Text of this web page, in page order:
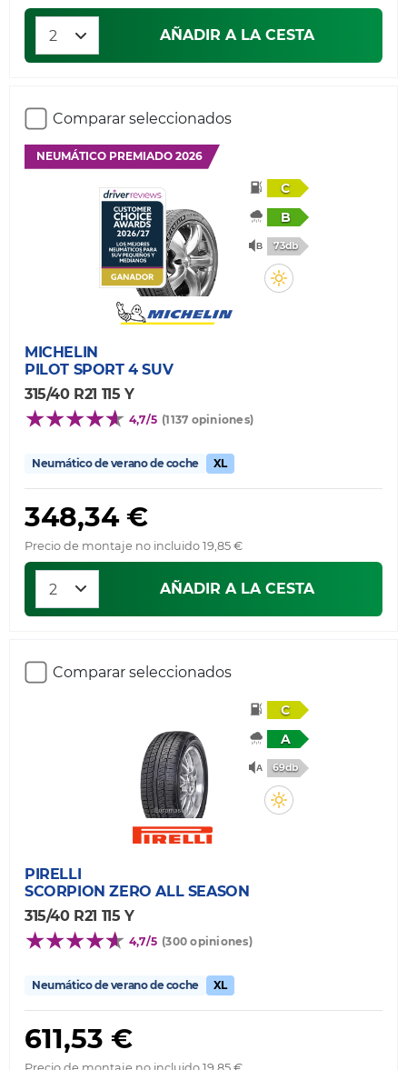
AÑADIR A LA CESTA
Comparar seleccionados
NEUMÁTICO PREMIADO 2026
C
B
73db
MICHELIN
PILOT SPORT 4 SUV
315/40 R21 115 Y
4,7/5 (1137 opiniones)
Neumático de verano de coche XL
348,34 €
Precio de montaje no incluido 19,85 €
AÑADIR A LA CESTA
Comparar seleccionados
C
A
69db
PIRELLI
SCORPION ZERO ALL SEASON
315/40 R21 115 Y
4,7/5 (300 opiniones)
Neumático de verano de coche XL
611,53 €